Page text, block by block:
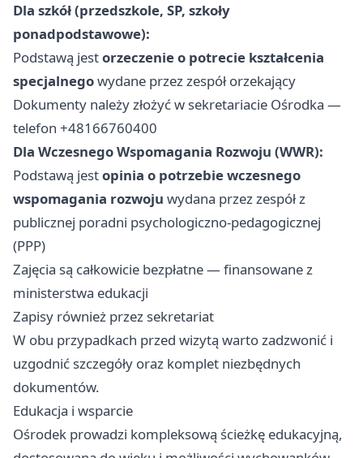
Dla szkół (przedszkole, SP, szkoły
ponadpodstawowe):
Podstawą jestorzeczenie o potrecie kształcenia
specjalnegowydane przez zespół orzekający
Dokumenty należy złożyć w sekretariacie Ośrodka —
telefon +48166760400
Dla Wczesnego Wspomagania Rozwoju (WWR):
Podstawą jestopinia o potrzebie wczesnego
wspomagania rozwoju wydana przez zespół z
publicznej poradni psychologiczno-pedagogicznej
(PPP)
Zajęcia są całkowicie bezpłatne — finansowane z
ministerstwa edukacji
Zapisy również przez sekretariat
W obu przypadkach przed wizytą warto zadzwonić i
uzgodnić szczegóły oraz komplet niezbędnych
dokumentów.
Edukacja i wsparcie
Ośrodek prowadzi kompleksową ścieżkę edukacyjną,